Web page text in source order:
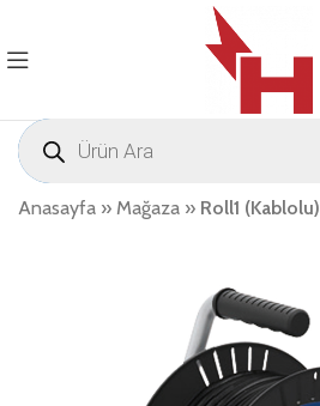
Anasayfa » Mağaza » Roll1 (Kablolu)